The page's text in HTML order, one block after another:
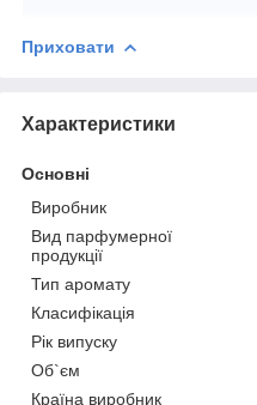
Приховати
Характеристики
Основні
Виробник
Вид парфумерної
продукції
Тип аромату
Класифікація
Рік випуску
Об`єм
Країна виробник